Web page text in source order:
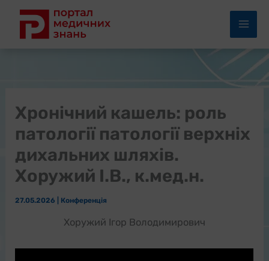
Хронічний кашель: роль
патології патології верхніх
дихальних шляхів.
Хоружий І.В., к.мед.н.
27.05.2026 Конференція
Хоружий Ігор Володимирович